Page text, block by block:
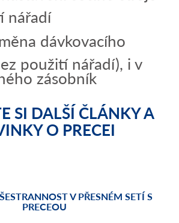
nářadí
dávkovacího
použití nářadí), i v
zásobník
SI DALŠÍ ČLÁNKY A
O PRECEI
V PŘESNÉM SETÍ S
PRECEOU